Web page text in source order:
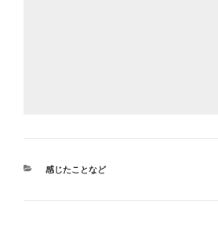
カ
感じたことなど